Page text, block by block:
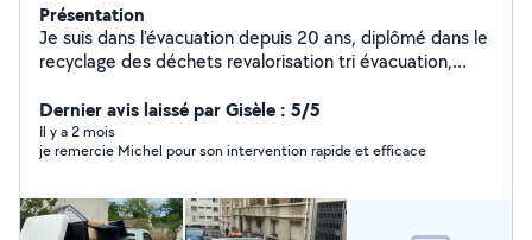
Présentation
Je suis dans l'évacuation depuis 20 ans, diplômé dans le
recyclage des déchets revalorisation tri évacuation,
etc.
Dernier avis laissé par Gisèle : 5/5
Il y a 2 mois
je remercie Michel pour son intervention rapide et efficace